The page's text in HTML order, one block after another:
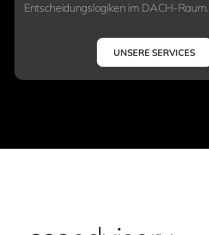
Entscheidungslogiken im DACH-Raum.
UNSERE SERVICES